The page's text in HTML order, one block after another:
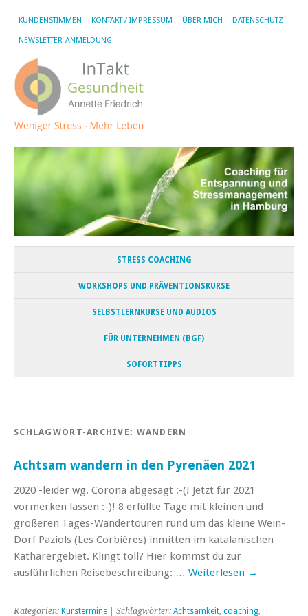
KUNDENSTIMMEN KONTAKT / IMPRESSUM ÜBER MICH DATENSCHUTZ
NEWSLETTER-ANMELDUNG
STRESS COACHING
WORKSHOPS UND PRÄVENTIONSKURSE
SELBSTLERNKURSE UND AUDIOS
FÜR UNTERNEHMEN (BGF)
SOFORTTIPPS
SCHLAGWORT-ARCHIVE: WANDERN
Achtsam wandern in den Pyrenäen 2021
2020 -leider wg. Corona abgesagt :-(! Jetzt für 2021
vormerken lassen :-)! 8 erfüllte Tage mit kleinen und
größeren Tages-Wandertouren rund um das kleine Wein-
Dorf Paziols (Les Corbières) inmitten im katalanischen
Katharergebiet. Klingt toll? Hier kommst du zur
ausführlichen Reisebeschreibung: … Weiterlesen →
Kategorien: Kurstermine | Schlagwörter: Achtsamkeit, coaching,